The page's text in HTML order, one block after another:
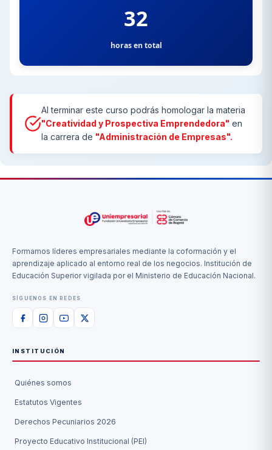
32
horas en total
Al terminar este curso podrás homologar la materia
"Creatividad y Prospectiva Emprendedora" en
la carrera de "Administración de Empresas".
Formamos líderes empresariales mediante la coformación y el
aprendizaje aplicado al entorno real de los negocios. Institución de
Educación Superior vigilada por el Ministerio de Educación Nacional.
SÍGUENOS EN REDES
INSTITUCIÓN
Quiénes somos
Estatutos Vigentes
Derechos Pecuniarios 2026
Proyecto Educativo Institucional (PEI)